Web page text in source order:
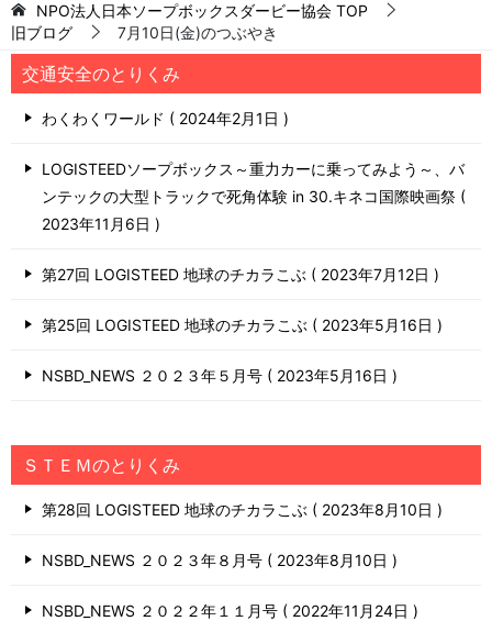
NPO法人日本ソープボックスダービー協会 TOP
旧ブログ
7月10日(金)のつぶやき
交通安全のとりくみ
わくわくワールド 2024年2月1日
LOGISTEEDソープボックス～重力カーに乗ってみよう～、バ
ンテックの大型トラックで死角体験 in 30.キネコ国際映画祭
2023年11月6日
第27回 LOGISTEED 地球のチカラこぶ 2023年7月12日
第25回 LOGISTEED 地球のチカラこぶ 2023年5月16日
NSBD_NEWS ２０２３年５月号 2023年5月16日
ＳＴＥＭのとりくみ
第28回 LOGISTEED 地球のチカラこぶ 2023年8月10日
NSBD_NEWS ２０２３年８月号 2023年8月10日
NSBD_NEWS ２０２２年１１月号 2022年11月24日